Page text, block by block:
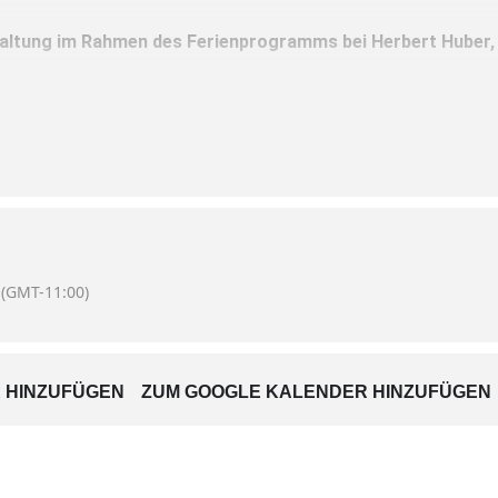
im Rahmen des Ferienprogramms bei Herbert
(GMT-11:00)
ZUM GOOGLE KALENDER HINZUFÜGEN